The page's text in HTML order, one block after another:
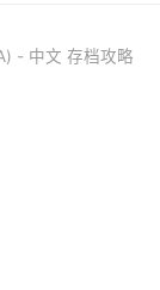
- 中文 存档攻略